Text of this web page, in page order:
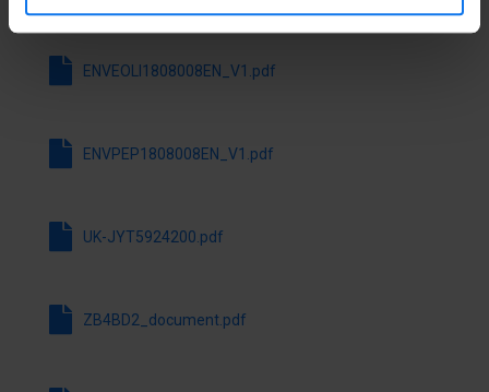
SÌ
Materiał
ENVEOLI1808008EN_V1.pdf
ENVPEP1808008EN_V1.pdf
UK-JYT5924200.pdf
ZB4BD2_document.pdf